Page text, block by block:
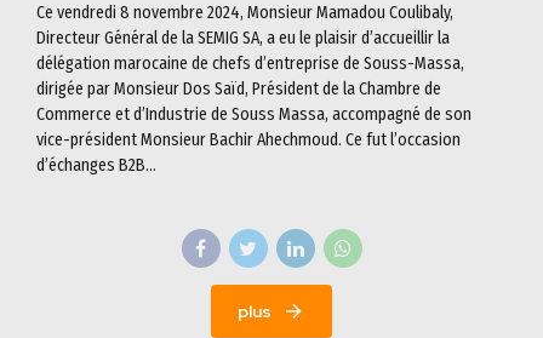
Ce vendredi 8 novembre 2024, Monsieur Mamadou Coulibaly,
Directeur Général de la SEMIG SA, a eu le plaisir d’accueillir la
délégation marocaine de chefs d’entreprise de Souss-Massa,
dirigée par Monsieur Dos Saïd, Président de la Chambre de
Commerce et d’Industrie de Souss Massa, accompagné de son
vice-président Monsieur Bachir Ahechmoud. Ce fut l’occasion
d’échanges B2B...
plus